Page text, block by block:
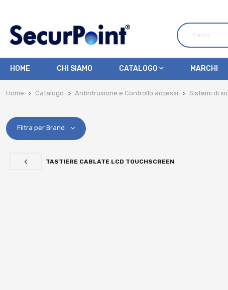
HOME CHI SIAMO CATALOGO MARCHI
Home Catalogo Antintrusione e Controllo accessi Sistemi di
Filtra per Brand
TASTIERE CABLATE LCD TOUCHSCREEN